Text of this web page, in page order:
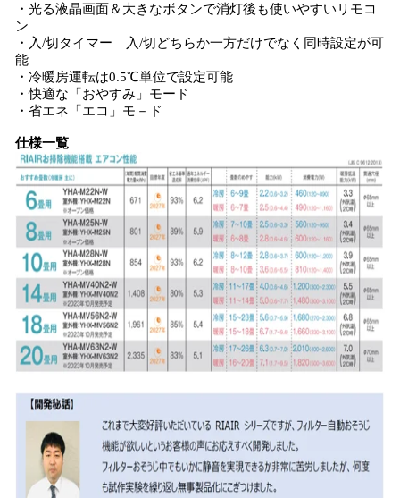
・光る液晶画面＆大きなボタンで消灯後も使いやすいリモコ
ン
・入/切タイマー 入/切どちらか一方だけでなく同時設定が可
能
・冷暖房運転は0.5℃単位で設定可能
・快適な「おやすみ」モード
・省エネ「エコ」モ－ド
仕様一覧